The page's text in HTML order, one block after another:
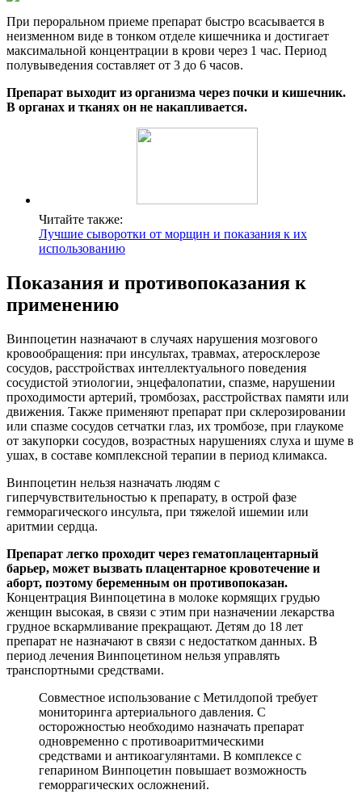
При пероральном приеме препарат быстро всасывается в
неизменном виде в тонком отделе кишечника и достигает
максимальной концентрации в крови через 1 час. Период
полувыведения составляет от 3 до 6 часов.
Препарат выходит из организма через почки и кишечник.
В органах и тканях он не накапливается.
Читайте также:
Лучшие сыворотки от морщин и показания к их
использованию
Показания и противопоказания к
применению
Винпоцетин назначают в случаях нарушения мозгового
кровообращения: при инсультах, травмах, атеросклерозе
сосудов, расстройствах интеллектуального поведения
сосудистой этиологии, энцефалопатии, спазме, нарушении
проходимости артерий, тромбозах, расстройствах памяти или
движения. Также применяют препарат при склерозировании
или спазме сосудов сетчатки глаз, их тромбозе, при глаукоме
от закупорки сосудов, возрастных нарушениях слуха и шуме в
ушах, в составе комплексной терапии в период климакса.
Винпоцетин нельзя назначать людям с
гиперчувствительностью к препарату, в острой фазе
гемморагического инсульта, при тяжелой ишемии или
аритмии сердца.
Препарат легко проходит через гематоплацентарный
барьер, может вызвать плацентарное кровотечение и
аборт, поэтому беременным он противопоказан.
Концентрация Винпоцетина в молоке кормящих грудью
женщин высокая, в связи с этим при назначении лекарства
грудное вскармливание прекращают. Детям до 18 лет
препарат не назначают в связи с недостатком данных. В
период лечения Винпоцетином нельзя управлять
транспортными средствами.
Совместное использование с Метилдопой требует
мониторинга артериального давления. С
осторожностью необходимо назначать препарат
одновременно с противоаритмическими
средствами и антикоагулянтами. В комплексе с
гепарином Винпоцетин повышает возможность
геморрагических осложнений.